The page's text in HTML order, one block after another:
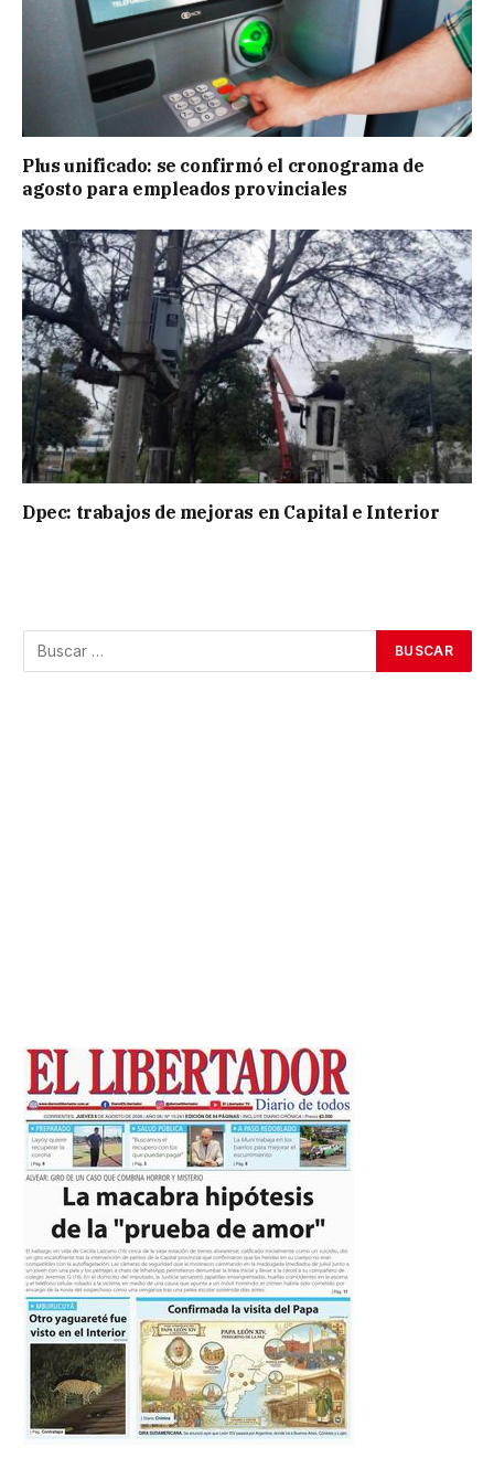
Plus unificado: se confirmó el cronograma de
agosto para empleados provinciales
Dpec: trabajos de mejoras en Capital e Interior